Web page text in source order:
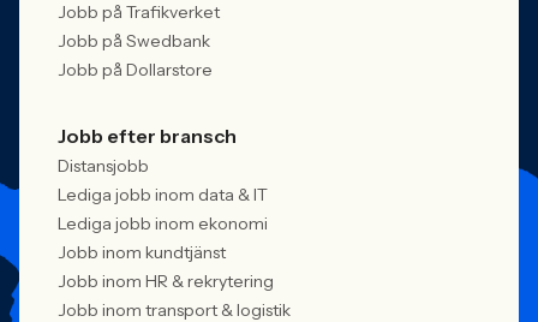
Jobb på Trafikverket
Jobb på Swedbank
Jobb på Dollarstore
Jobb efter bransch
Distansjobb
Lediga jobb inom data & IT
Lediga jobb inom ekonomi
Jobb inom kundtjänst
Jobb inom HR & rekrytering
Jobb inom transport & logistik